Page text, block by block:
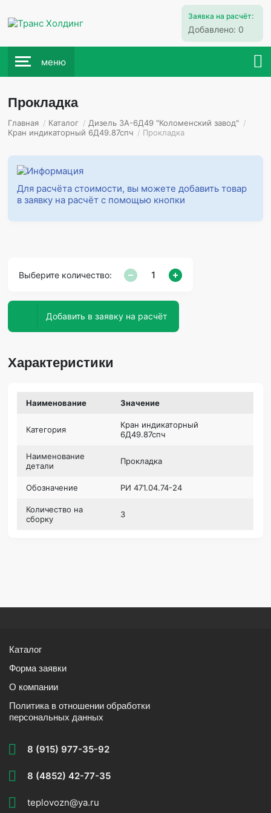
Заявка на расчёт:
Добавлено: 0
меню
Прокладка
Главная / Каталог / Дизель 3А-6Д49 "Коломенский завод" /
Кран индикаторный 6Д49.87спч / Прокладка
Для расчёта стоимости, вы можете добавить товар
в заявку на расчёт с помощью кнопки
Выберите количество:
Добавить в заявку на расчёт
Характеристики
Наименование Значение
Категория
Кран индикаторный
6Д49.87спч
Наименование
детали
Прокладка
Обозначение РИ 471.04.74-24
Количество на
сборку
3
Каталог
Форма заявки
О компании
Политика в отношении обработки
персональных данных
8 (915) 977-35-92
8 (4852) 42-77-35
teplovozn@ya.ru